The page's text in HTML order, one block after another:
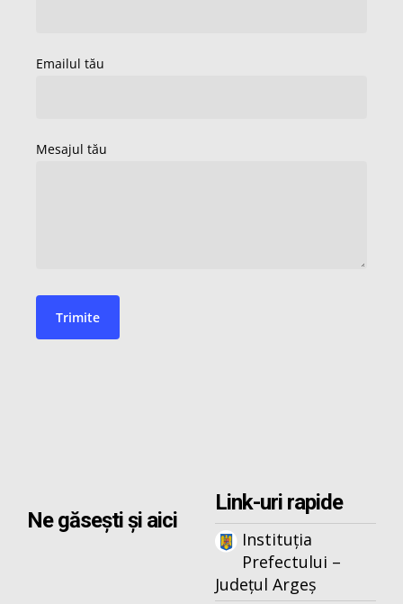
Ne găsești și aici
Link-uri rapide
Instituția
Prefectului –
Județul Argeș